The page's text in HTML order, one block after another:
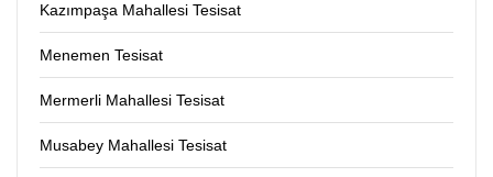
Kazımpaşa Mahallesi Tesisat
Menemen Tesisat
Mermerli Mahallesi Tesisat
Musabey Mahallesi Tesisat